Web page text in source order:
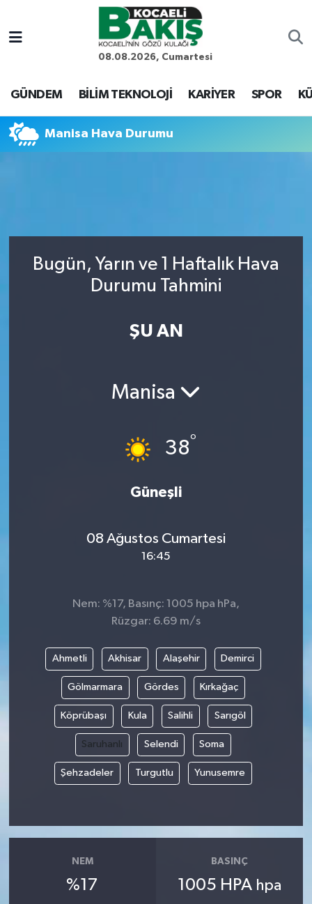
08.08.2026, Cumartesi
GÜNDEM BİLİM TEKNOLOJİ KARİYER SPOR
Manisa Hava Durumu
Bugün, Yarın ve 1 Haftalık Hava
Durumu Tahmini
ŞU AN
Manisa
38°
Güneşli
08 Ağustos Cumartesi
16:45
Nem: %17, Basınç: 1005 hpa hPa,
Rüzgar: 6.69 m/s
Ahmetli Akhisar Alaşehir Demirci
Gölmarmara Gördes Kırkağaç
Köprübaşı Kula Salihli Sarıgöl
Saruhanlı Selendi Soma
Şehzadeler Turgutlu Yunusemre
NEM
%17
BASINÇ
1005 HPA hpa
Kocaeli Nöbetçi Eczaneler
Kocaeli Hava Durumu
Haber Arşivi